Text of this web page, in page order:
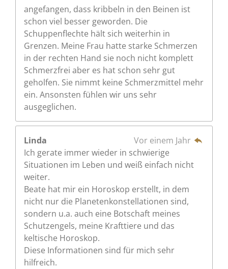
angefangen, dass kribbeln in den Beinen ist
schon viel besser geworden. Die
Schuppenflechte hält sich weiterhin in
Grenzen. Meine Frau hatte starke Schmerzen
in der rechten Hand sie noch nicht komplett
Schmerzfrei aber es hat schon sehr gut
geholfen. Sie nimmt keine Schmerzmittel mehr
ein. Ansonsten fühlen wir uns sehr
ausgeglichen.
Linda
Vor einem Jahr
Ich gerate immer wieder in schwierige
Situationen im Leben und weiß einfach nicht
weiter.
Beate hat mir ein Horoskop erstellt, in dem
nicht nur die Planetenkonstellationen sind,
sondern u.a. auch eine Botschaft meines
Schutzengels, meine Krafttiere und das
keltische Horoskop.
Diese Informationen sind für mich sehr
hilfreich.